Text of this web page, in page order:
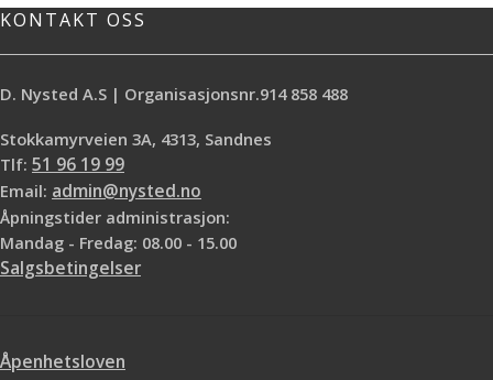
KONTAKT OSS
D. Nysted A.S | Organisasjonsnr.914 858 488
Stokkamyrveien 3A, 4313, Sandnes
Tlf: 51 96 19 99
Email: admin@nysted.no
Åpningstider administrasjon:
Mandag - Fredag: 08.00 - 15.00
Salgsbetingelser
Åpenhetsloven